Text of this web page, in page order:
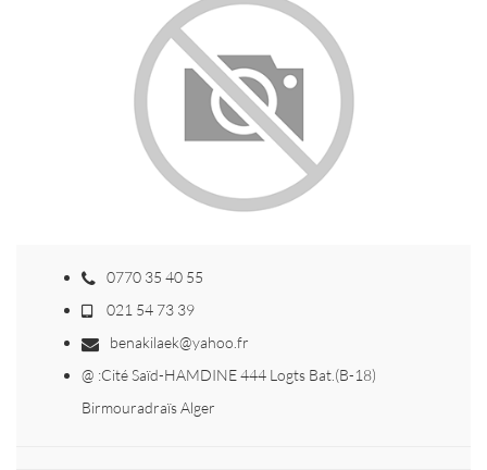
0770 35 40 55
021 54 73 39
benakilaek@yahoo.fr
@ :Cité Saïd-HAMDINE 444 Logts Bat.(B-18)
Birmouradraïs Alger